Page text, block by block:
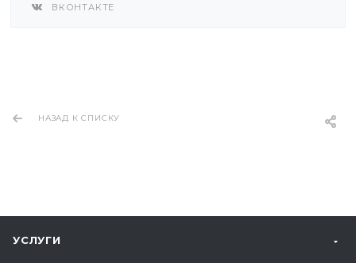
ВКОНТАКТЕ
НАЗАД К СПИСКУ
УСЛУГИ